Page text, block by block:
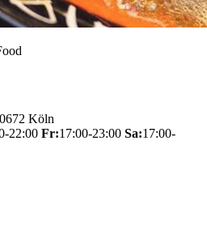
Köln
22:00 Fr:17:00-23:00 Sa:17:00-